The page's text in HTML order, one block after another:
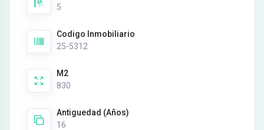
5
Codigo Inmobiliario
25-5312
M2
830
Antiguedad (Años)
16